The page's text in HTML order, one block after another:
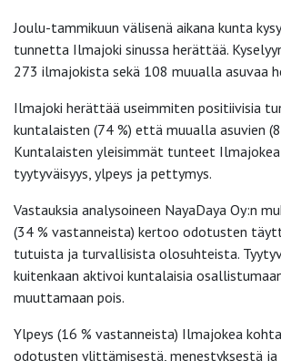
Joulu-tammikuun välisenä aikana kunta
tunnetta Ilmajoki sinussa herättää.
273 ilmajokista sekä 108 muualla asuvaa
Ilmajoki herättää useimmiten positiivisia
kuntalaisten (74 %) että muualla asuvien
Kuntalaisten yleisimmät tunteet
tyytyväisyys, ylpeys ja pettymys.
Vastauksia analysoineen NayaDaya Oy:n
(34 % vastanneista) kertoo odotusten
tutuista ja turvallisista olosuhteista.
kuitenkaan aktivoi kuntalaisia
muuttamaan pois.
Ylpeys (16 % vastanneista) Ilmajokea
odotusten ylittämisestä, menestyksestä ja